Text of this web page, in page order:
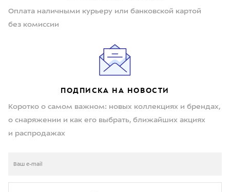
Оплата наличными курьеру или банковской картой
без комиссии
ПОДПИСКА НА НОВОСТИ
Коротко о самом важном: новых коллекциях и брендах,
о снаряжении и как его выбрать, ближайших акциях
и распродажах